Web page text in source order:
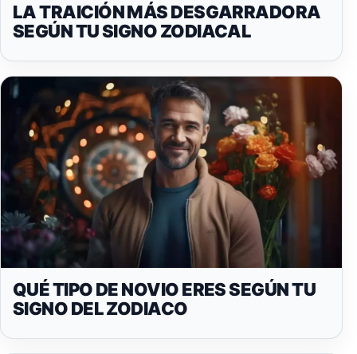
LA TRAICIÓN MÁS DESGARRADORA
SEGÚN TU SIGNO ZODIACAL
QUÉ TIPO DE NOVIO ERES SEGÚN TU
SIGNO DEL ZODIACO